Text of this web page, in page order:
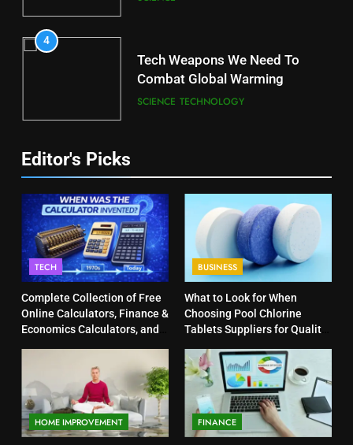
4
Tech Weapons We Need To
Combat Global Warming
SCIENCE TECHNOLOGY
Editor's Picks
TECH
Complete Collection of Free
Online Calculators, Finance &
Economics Calculators, and
BUSINESS
What to Look for When
Choosing Pool Chlorine
Tablets Suppliers for Quality
HOME IMPROVEMENT FINANCE